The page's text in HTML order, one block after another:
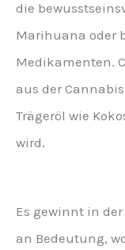
die
Marihuana oder
Medikamenten.
aus der
Trägeröl wie
wird.
Es gewinnt in
an Bedeutung,